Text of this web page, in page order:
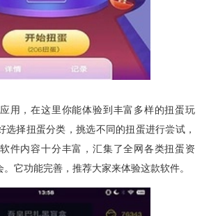
用，在这里你能体验到丰富多样的扭蛋玩
择扭蛋分类，挑选不同的扭蛋进行尝试，
件内容十分丰富，汇集了全网各类扭蛋资
它功能完善，推荐大家来体验这款软件。